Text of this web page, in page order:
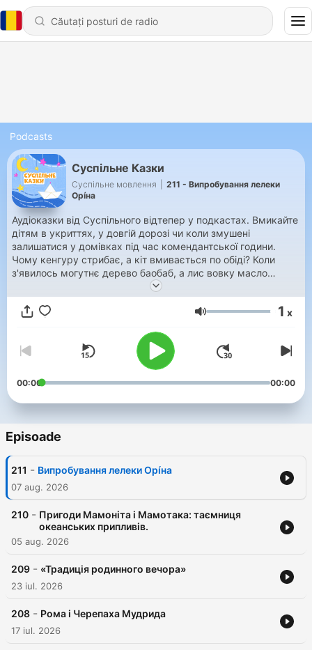
Podcasts
Суспільне Казки
Суспільне мовлення
211 - Випробування лелеки
Орíна
Аудіоказки від Суспільного відтепер у подкастах. Вмикайте
дітям в укриттях, у довгій дорозі чи коли змушені
залишатися у домівках під час комендантської години.
Чому кенгуру стрибає, а кіт вмивається по обіді? Коли
з'явилось могутнє дерево баобаб, а лис вовку масло
показав? Навіщо миші збираються на раду, а бджола рятує
гусці життя? Про все це можна дізнатися з найкращих
казок народів світу, які ми вибрали та озвучили спеціально
YouTube канал з мультфільмами Бробакс
https://cutt.ly/yAfTYBU
Volum 1 x
00:00 00:00
Episoade
211 - Випробування лелеки Орíна
07 aug. 2026
210 - Пригоди Мамоніта і Мамотака: таємниця
океанських припливів.
05 aug. 2026
209 - «Традиція родинного вечора»
23 iul. 2026
208 - Рома і Черепаха Мудрида
17 iul. 2026